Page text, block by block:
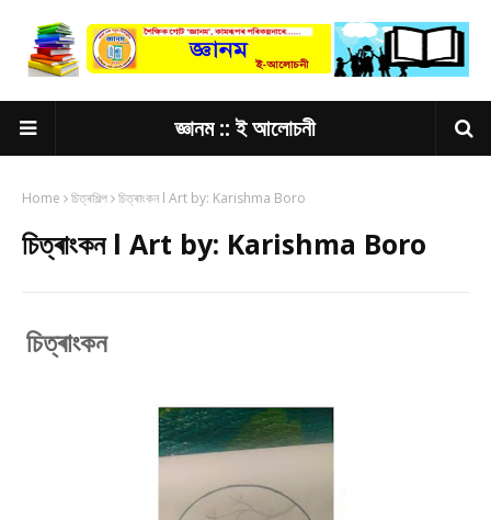
জ্ঞানম :: ই আলোচনী
Home চিত্ৰশিল্প চিত্ৰাংকন l Art by: Karishma Boro
চিত্ৰাংকন l Art by: Karishma Boro
চিত্ৰাংকন